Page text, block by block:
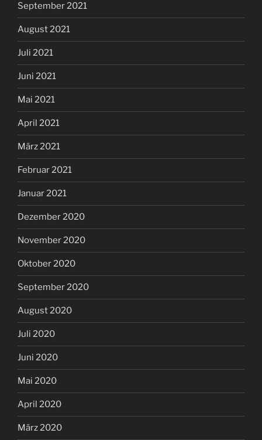
September 2021
August 2021
Juli 2021
Juni 2021
Mai 2021
April 2021
März 2021
Februar 2021
Januar 2021
Dezember 2020
November 2020
Oktober 2020
September 2020
August 2020
Juli 2020
Juni 2020
Mai 2020
April 2020
März 2020